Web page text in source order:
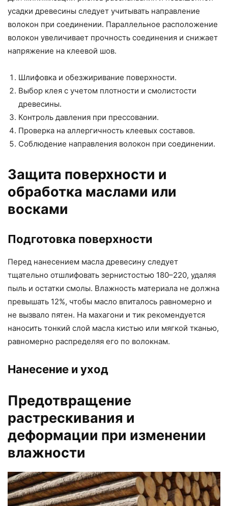
усадки древесины следует учитывать направление
волокон при соединении. Параллельное расположение
волокон увеличивает прочность соединения и снижает
напряжение на клеевой шов.
Шлифовка и обезжиривание поверхности.
Выбор клея с учетом плотности и смолистости
древесины.
Контроль давления при прессовании.
Проверка на аллергичность клеевых составов.
Соблюдение направления волокон при соединении.
Защита поверхности и
обработка маслами или
восками
Подготовка поверхности
Перед нанесением масла древесину следует
тщательно отшлифовать зернистостью 180–220, удаляя
пыль и остатки смолы. Влажность материала не должна
превышать 12%, чтобы масло впиталось равномерно и
не вызвало пятен. На махагони и тик рекомендуется
наносить тонкий слой масла кистью или мягкой тканью,
равномерно распределяя его по волокнам.
Нанесение и уход
Предотвращение
растрескивания и
деформации при изменении
влажности